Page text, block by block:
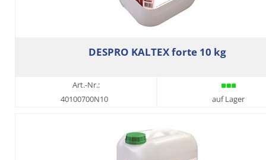
DESPRO KALTEX forte 10 kg
Art.-Nr.:
40100700N10
auf Lager